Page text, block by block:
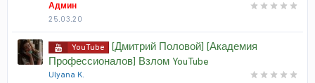
Админ
25.03.20
YouTube
[Дмитрий Половой] [Академия
Профессионалов] Взлом YouTube
Ulyana K.